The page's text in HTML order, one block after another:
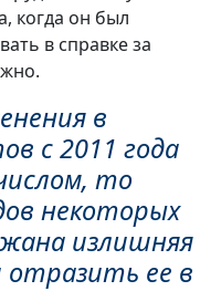
когда он был
в справке за
в
с 2011 года
то
некоторых
излишняя
отразить ее в